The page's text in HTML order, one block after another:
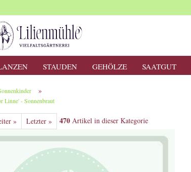
STAUDEN GEHÖLZE SAATGUT
»
Linne' - Sonnenbraut
» Letzter » 470Artikel in dieser Kategorie